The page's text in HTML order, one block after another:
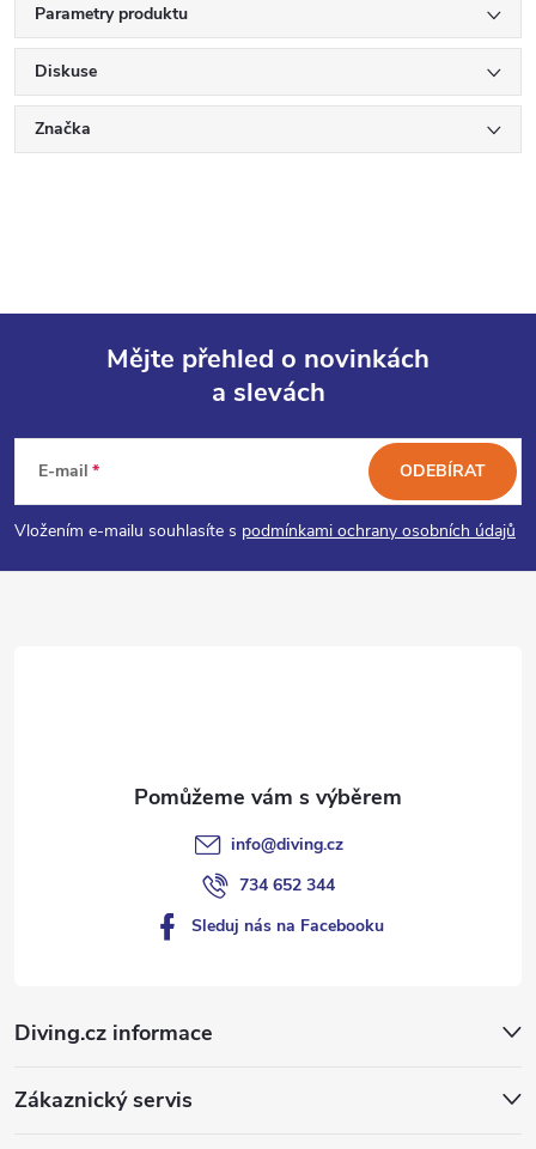
Parametry produktu
Diskuse
Značka
p
a
Mějte přehled o novinkách
a slevách
E-mail
Vložením e-mailu souhlasíte s podmínkami ochrany osobních údajů
ODEBÍRAT
Diving.cz informace
Zákaznický servis
info@diving.cz
734 652 344
Sleduj nás na Facebooku